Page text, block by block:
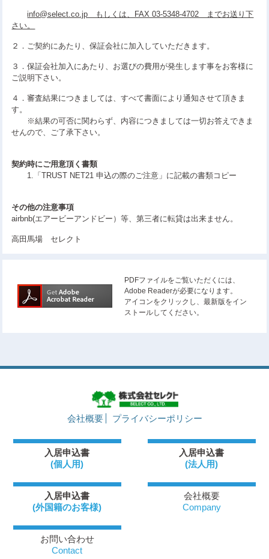
info@select.co.jp もしくは、FAX 03-5348-4702 までお送り下
さい。
２．ご契約にあたり、保証会社に加入していただきます。
３．保証会社加入にあたり、お選びの費用が発生します事をお客様に
ご説明下さい。
４．審査結果につきましては、すべて書面により通知させて頂きま
す。
※結果の可否に関わらず、内容につきましては一切お答えできま
せんので、ご了承下さい。
契約時にご用意頂く書類
1.「TRUST NET21 申込の際のご注意」に記載の書類コピー
その他の注意事項
airbnb(エアービーアンドビー）等、第三者に転貸は出来ません。
高田馬場 セレクト
PDFファイルをご覧いただくには、
Adobe Readerが必要になります。
アイコンをクリックし、最新版をイン
ストールしてください。
会社概要 プライバシーポリシー
入居申込書
(個人用)
入居申込書
(法人用)
入居申込書
(外国籍のお客様)
会社概要
Company
お問い合わせ
Contact